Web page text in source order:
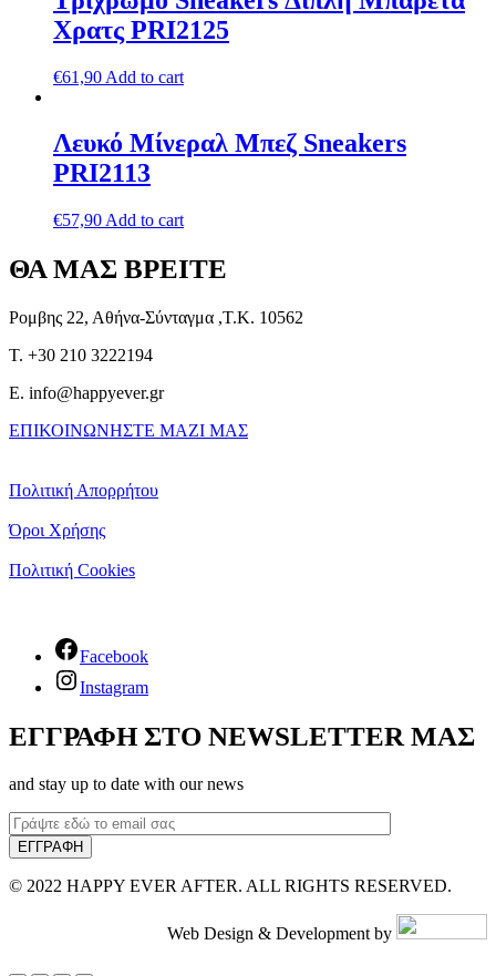
Χρατς PRI2125
€61,90 Add to cart
Λευκό Μίνεραλ Μπεζ Sneakers
PRI2113
€57,90 Add to cart
ΘΑ ΜΑΣ ΒΡΕΙΤΕ
Ρομβης 22, Αθήνα-Σύνταγμα ,Τ.Κ. 10562
T. +30 210 3222194
E. info@happyever.gr
ΕΠΙΚΟΙΝΩΝΗΣΤΕ ΜΑΖΙ ΜΑΣ
Πολιτική Απορρήτου
Όροι Χρήσης
Πολιτική Cookies
Facebook
Instagram
ΕΓΓΡΑΦΗ ΣΤΟ NEWSLETTER ΜΑΣ
and stay up to date with our news
© 2022 HAPPY EVER AFTER. ALL RIGHTS RESERVED.
Web Design & Development by